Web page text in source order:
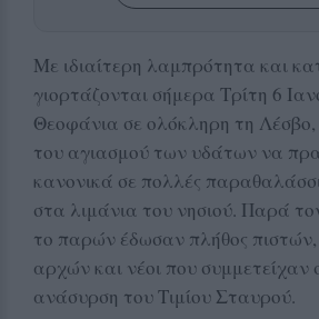
Με ιδιαίτερη λαμπρότητα και
γιορτάζονται σήμερα Τρίτη 6
Θεοφάνια σε ολόκληρη τη Λέσβο,
του αγιασμού των υδάτων να
κανονικά σε πολλές
στα λιμάνια του νησιού. Παρά
το παρών έδωσαν πλήθος
αρχών και νέοι που συμμετείχαν
ανάσυρση του Τιμίου Σταυρού.